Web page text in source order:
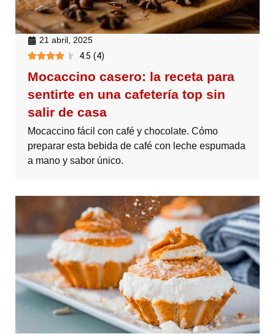
21 abril, 2025
4.5 (4)
Mocaccino casero: la receta para
sentirte en una cafetería top sin
salir de casa
Mocaccino fácil con café y chocolate. Cómo
preparar esta bebida de café con leche espumada
a mano y sabor único.